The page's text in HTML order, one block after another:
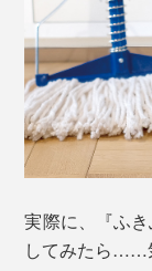
ぞうきん掛け
で手が届くから
「すぐ、ぞう
わからない」
「ぞうきんを
実際に、『ふ
してみたら……